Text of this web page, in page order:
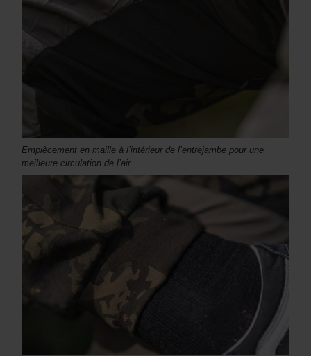
Empiècement en maille à l’intérieur de l’entrejambe pour une
meilleure circulation de l’air